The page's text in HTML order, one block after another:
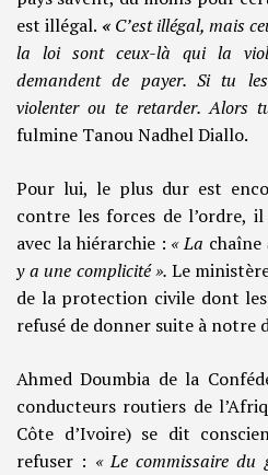
est illégal. « C’est illégal, mais
la loi sont ceux-là qui la
demandent de payer. Si tu
violenter ou te retarder. Alors
fulmine Tanou Nadhel Diallo.
Pour lui, le plus dur est
contre les forces de l’ordre,
avec la hiérarchie : « La chaîne
y a une complicité ». Le
de la protection civile dont
refusé de donner suite à notre
Ahmed Doumbia de la
conducteurs routiers de
Côte d’Ivoire) se dit
refuser : « Le commissaire du